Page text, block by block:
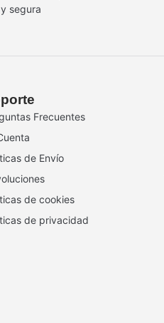
segura
Frecuentes
de Envío
de cookies
de privacidad